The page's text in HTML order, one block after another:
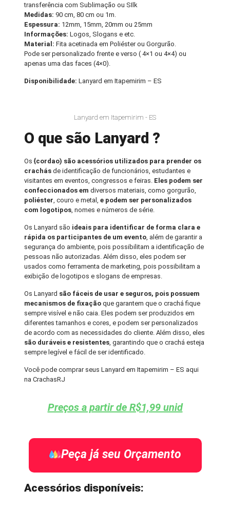
transferência com Sublimação ou SIlk
Medidas: 90 cm, 80 cm ou 1m.
Espessura: 12mm, 15mm, 20mm ou 25mm
Informações:Logos, Slogans e etc.
Material: Fita acetinada em Poliéster ou Gorgurão.
Pode ser personalizado frente e verso ( 4×1 ou 4×4) ou
apenas uma das faces (4×0).
Disponibilidade:Lanyard em Itapemirim – ES
Lanyard em Itapemirim - ES
O que são Lanyard ?
Os {cordao) são acessórios utilizados para prender os
crachás de identificação de funcionários, estudantes e
visitantes em eventos, congressos e feiras. Eles podem ser
confeccionados emdiversos materiais, como gorgurão,
poliéster, couro e metal,e podem ser personalizados
com logotipos, nomes e números de série.
Os Lanyard são ideais para identificar de forma clara e
rápida os participantes de um evento, além de garantir a
segurança do ambiente, pois possibilitam a identificação de
pessoas não autorizadas. Além disso, eles podem ser
usados como ferramenta de marketing, pois possibilitam a
exibição de logotipos e slogans de empresas.
Os Lanyard são fáceis de usar e seguros, pois possuem
mecanismos de fixação que garantem que o crachá fique
sempre visível e não caia. Eles podem ser produzidos em
diferentes tamanhos e cores, e podem ser personalizados
de acordo com as necessidades do cliente. Além disso, eles
são duráveis e resistentes, garantindo que o crachá esteja
sempre legível e fácil de ser identificado.
Você pode comprar seus Lanyard em Itapemirim – ES aqui
na CrachasRJ
Preços a partir de R$1,99 unid
Peça já seu Orçamento
Acessórios disponíveis: